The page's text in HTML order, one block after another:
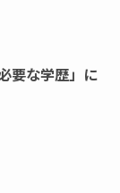
要な学歴」に